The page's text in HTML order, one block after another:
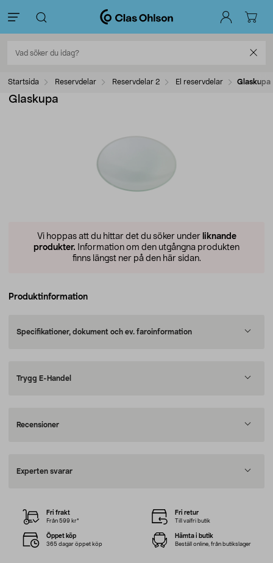
Startsida Reservdelar Reservdelar 2 El reservdelar Glaskupa
Glaskupa
Vi hoppas att du hittar det du söker under liknande
produkter. Information om den utgångna produkten
finns längst ner på den här sidan.
Produktinformation
Specifikationer, dokument och ev. faroinformation
Trygg E-Handel
Recensioner
Experten svarar
Fri frakt
Från 599 kr*
Fri retur
Till valfri butik
Öppet köp
365 dagar öppet köp
Hämta i butik
Beställ online, från butikslager